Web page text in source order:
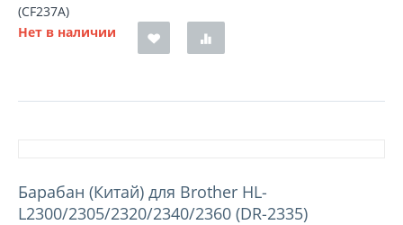
(CF237A)
Нет в наличии
Барабан (Китай) для Brother HL-
L2300/2305/2320/2340/2360 (DR-2335)